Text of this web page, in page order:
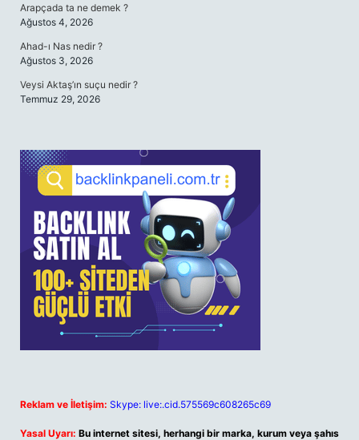
Arapçada ta ne demek ?
Ağustos 4, 2026
Ahad-ı Nas nedir ?
Ağustos 3, 2026
Veysi Aktaş’ın suçu nedir ?
Temmuz 29, 2026
Reklam ve İletişim: Skype: live:.cid.575569c608265c69
Yasal Uyarı: Bu internet sitesi, herhangi bir marka, kurum veya şahıs